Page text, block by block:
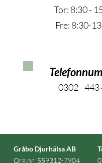
Tor: 8:30 -
Fre: 8:30-
0302 - 443
Gråbo Djurhälsa AB
Org.nr: 559312-7904